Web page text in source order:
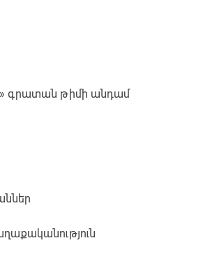
գրատան թիմի անդամ